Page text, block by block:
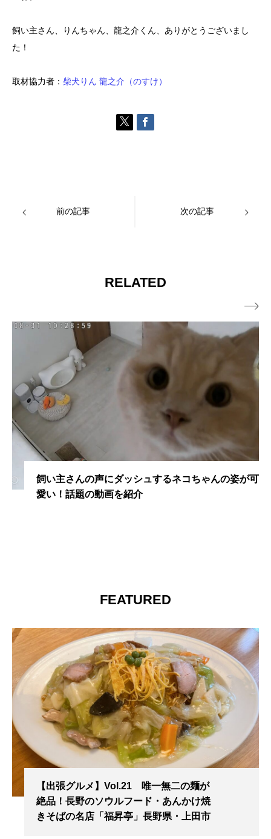
飼い主さん、りんちゃん、龍之介くん、ありがとうございまし
た！
取材協力者： 柴犬りん 龍之介（のすけ）
前の記事 次の記事
RELATED
飼い主さんの声にダッシュするネコちゃんの姿が可
愛い！話題の動画を紹介

FEATURED
【出張グルメ】Vol.21 唯一無二の麺が
絶品！長野のソウルフード・あんかけ焼
きそばの名店「福昇亭」長野県・上田市